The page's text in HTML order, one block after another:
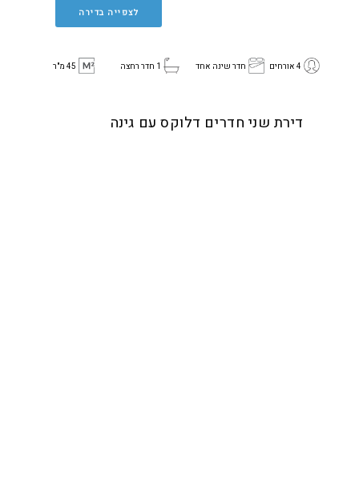
לצפייה בדירה
4 אורחים חדר שינה אחד 1 חדר רחצה 45 מ"ר
דירת שני חדרים דלוקס עם גינה